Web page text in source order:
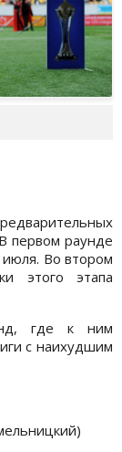
первом раунде
июля. Во втором
этого этапа
где к ним
с наихудшим